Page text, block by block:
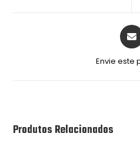
Envie este
Produtos Relacionados